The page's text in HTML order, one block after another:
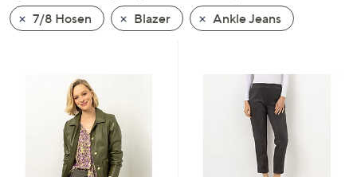
wischen
Sie
7/8 Hosen
Blazer Ankle Jeans